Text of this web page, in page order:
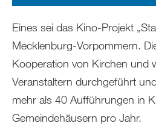
Eines sei das Kino-Projekt
Mecklenburg-Vorpommern.
Kooperation von Kirchen und
Veranstaltern durchgeführt
mehr als 40 Aufführungen in
Gemeindehäusern pro Jahr.